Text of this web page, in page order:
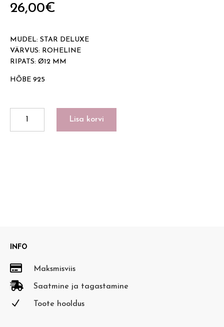
26,00€
MUDEL: STAR DELUXE
VÄRVUS: ROHELINE
RIPATS: Ø12 MM
HÕBE 925
DELUXE
Lisa korvi
INFO
 Maksmisviis
 Saatmine ja tagastamine
N Toote hooldus